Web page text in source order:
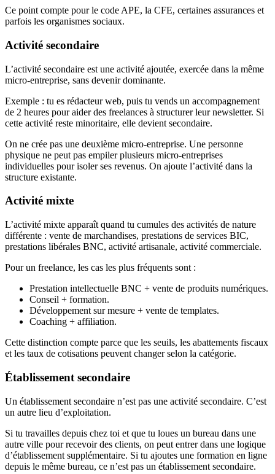
Ce point compte pour le code APE, la CFE, certaines assurances et
parfois les organismes sociaux.
Activité secondaire
L’activité secondaire est une activité ajoutée, exercée dans la même
micro-entreprise, sans devenir dominante.
Exemple : tu es rédacteur web, puis tu vends un accompagnement
de 2 heures pour aider des freelances à structurer leur newsletter. Si
cette activité reste minoritaire, elle devient secondaire.
On ne crée pas une deuxième micro-entreprise. Une personne
physique ne peut pas empiler plusieurs micro-entreprises
individuelles pour isoler ses revenus. On ajoute l’activité dans la
structure existante.
Activité mixte
L’activité mixte apparaît quand tu cumules des activités de nature
différente : vente de marchandises, prestations de services BIC,
prestations libérales BNC, activité artisanale, activité commerciale.
Pour un freelance, les cas les plus fréquents sont :
Prestation intellectuelle BNC + vente de produits numériques.
Conseil + formation.
Développement sur mesure + vente de templates.
Coaching + affiliation.
Cette distinction compte parce que les seuils, les abattements fiscaux
et les taux de cotisations peuvent changer selon la catégorie.
Établissement secondaire
Un établissement secondaire n’est pas une activité secondaire. C’est
un autre lieu d’exploitation.
Si tu travailles depuis chez toi et que tu loues un bureau dans une
autre ville pour recevoir des clients, on peut entrer dans une logique
d’établissement supplémentaire. Si tu ajoutes une formation en ligne
depuis le même bureau, ce n’est pas un établissement secondaire.